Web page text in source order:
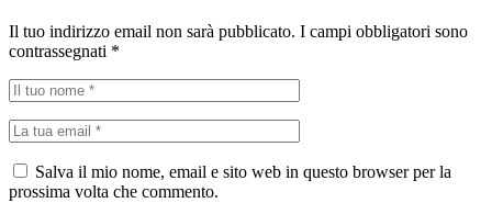
Il tuo indirizzo email non sarà pubblicato. I campi obbligatori sono
contrassegnati *
Salva il mio nome, email e sito web in questo browser per la
prossima volta che commento.